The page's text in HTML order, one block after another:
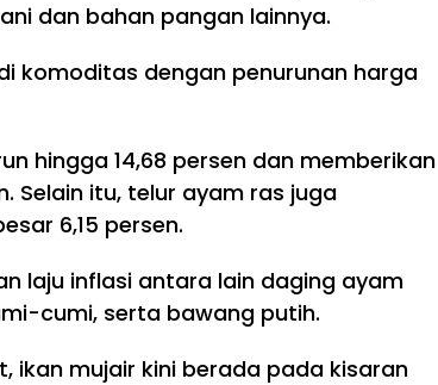
dan bahan pangan lainnya.
komoditas dengan penurunan harga
hingga 14,68 persen dan memberikan
Selain itu, telur ayam ras juga
6,15 persen.
laju inflasi antara lain daging ayam
cumi, serta bawang putih.
ikan mujair kini berada pada kisaran